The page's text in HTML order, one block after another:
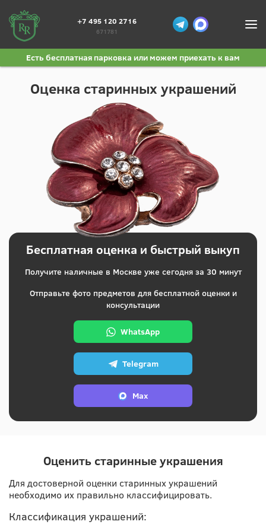
+7 495 120 2716
671781
Есть бесплатная парковка или можем приехать к вам
Оценка старинных украшений
Бесплатная оценка и быстрый выкуп
Получите наличные в Москве уже сегодня за 30 минут
Отправьте фото предметов для бесплатной оценки и
консультации
WhatsApp
Telegram
Max
Оценить старинные украшения
Для достоверной оценки старинных украшений
необходимо их правильно классифицировать.
Классификация украшений: